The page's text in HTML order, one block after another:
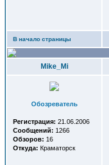
В начало страницы
Mike_Mi
Обозреватель
Регистрация: 21.06.2006
Сообщений: 1266
Обзоров: 16
Откуда: Краматорск